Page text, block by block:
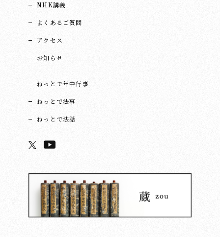
NHK講義
よくあるご質問
アクセス
お知らせ
ねっとで年中行事
ねっとで法事
ねっとで法話